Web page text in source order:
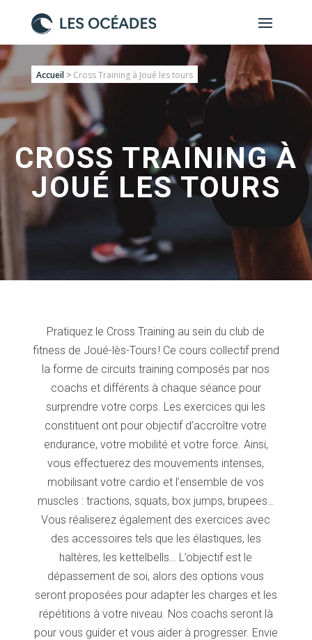
Accueil> Cross Training à Joué les tours
CROSS TRAINING À
JOUÉ LES TOURS
Pratiquez le Cross Training au sein du club de
fitness de Joué-lès-Tours ! Ce cours collectif prend
la forme de circuits training composés par nos
coachs et différents à chaque séance pour
surprendre votre corps. Les exercices qui les
constituent ont pour objectif d’accroître votre
endurance, votre mobilité et votre force. Ainsi,
vous effectuerez des mouvements intenses,
mobilisant votre cardio et l’ensemble de vos
muscles : tractions, squats, box jumps, brupees…
Vous réaliserez également des exercices avec
des accessoires tels que les élastiques, les
haltères, les kettelbells… L’objectif est le
dépassement de soi, alors des options vous
seront proposées pour adapter les charges et les
répétitions à votre niveau. Nos coachs seront là
pour vous guider et vous aider à progresser. Envie